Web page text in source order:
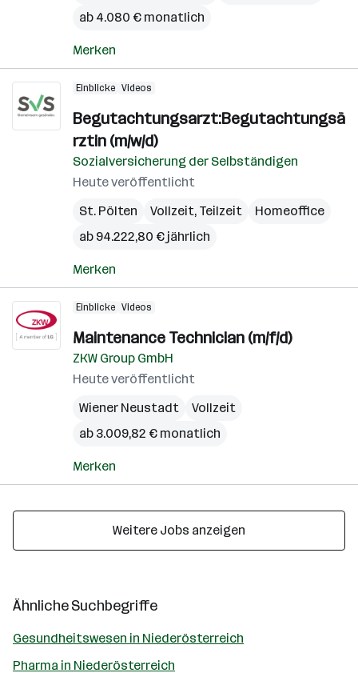
ab 4.080 € monatlich
Merken
Einblicke Videos
Begutachtungsarzt:Begutachtungsä
rztin (m/w/d)
Sozialversicherung der Selbständigen
Heute veröffentlicht
St. Pölten
Vollzeit, Teilzeit
Homeoffice
ab 94.222,80 € jährlich
Merken
Einblicke Videos
Maintenance Technician (m/f/d)
ZKW Group GmbH
Heute veröffentlicht
Wiener Neustadt
Vollzeit
ab 3.009,82 € monatlich
Merken
Weitere Jobs anzeigen
Ähnliche Suchbegriffe
Gesundheitswesen in Niederösterreich
Pharma in Niederösterreich